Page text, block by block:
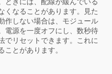
くなることがあります。見た
作しない場合は、モジュール
電源を一度オフにし、数秒待
でリセットできます。これに
とがあります。